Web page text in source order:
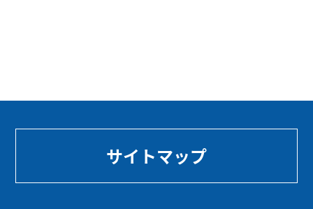
サイトマップ